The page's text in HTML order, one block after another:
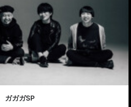
ガガガSP